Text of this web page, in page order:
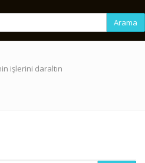
Arama
işlerini daraltın